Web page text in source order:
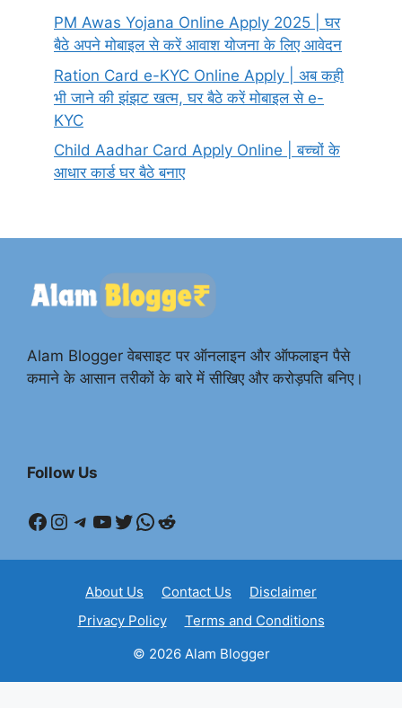
PM Awas Yojana Online Apply 2025 | घर
बैठे अपने मोबाइल से करें आवाश योजना के लिए आवेदन
Ration Card e-KYC Online Apply | अब कही
भी जाने की झंझट खत्म, घर बैठे करें मोबाइल से e-
KYC
Child Aadhar Card Apply Online | बच्चों के
आधार कार्ड घर बैठे बनाए
Alam Blogger वेबसाइट पर ऑनलाइन और ऑफलाइन पैसे
कमाने के आसान तरीकों के बारे में सीखिए और करोड़पति बनिए।
Follow Us
Facebook
Instagram
Telegram
YouTube
Twitter
WhatsApp
Reddit
About Us Contact Us
Disclaimer
Privacy Policy
Terms and Conditions
© 2026 Alam Blogger